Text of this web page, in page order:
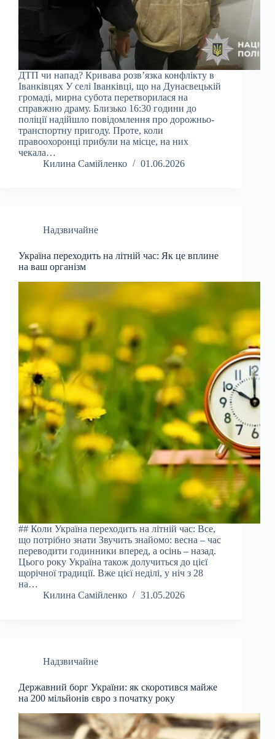
ДТП чи напад? Кривава розв’язка конфлікту в
Іванківцях У селі Іванківці, що на Дунаєвецькій
громаді, мирна субота перетворилася на
справжню драму. Близько 16:30 години до
поліції надійшло повідомлення про дорожньо-
транспортну пригоду. Проте, коли
правоохоронці прибули на місце, на них
чекала…
Килина Самійленко
01.06.2026
Надзвичайне
Україна переходить на літній час: Як це вплине
на ваш організм
## Коли Україна переходить на літній час: Все,
що потрібно знати Звучить знайомо: весна – час
переводити годинники вперед, а осінь – назад.
Цього року Україна також долучиться до цієї
щорічної традиції. Вже цієї неділі, у ніч з 28
на…
Килина Самійленко
31.05.2026
Надзвичайне
Державний борг України: як скоротився майже
на 200 мільйонів євро з початку року